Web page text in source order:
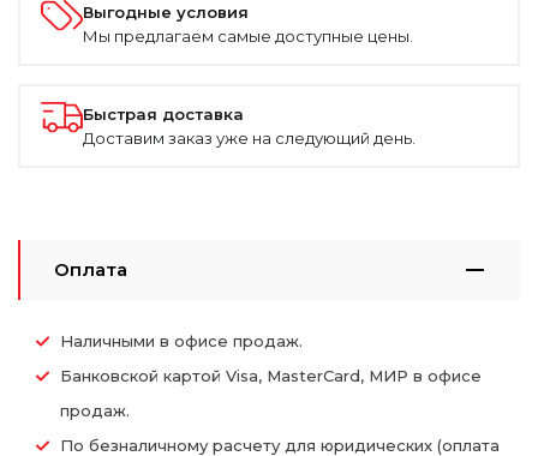
Выгодные условия
Мы предлагаем самые доступные цены.
Быстрая доставка
Доставим заказ уже на следующий день.
Оплата
Наличными в офисе продаж.
Банковской картой Visa, MasterCard, МИР в офисе
продаж.
По безналичному расчету для юридических (оплата